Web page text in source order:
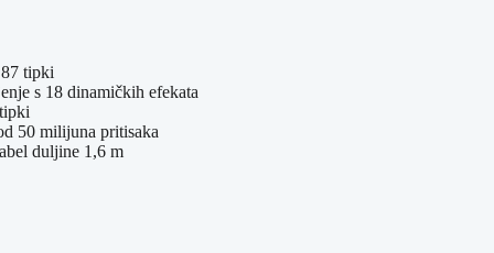
tipki
s 18 dinamičkih efekata
50 milijuna pritisaka
duljine 1,6 m